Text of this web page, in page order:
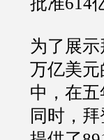
为了展
万亿美元
中，在
同时，